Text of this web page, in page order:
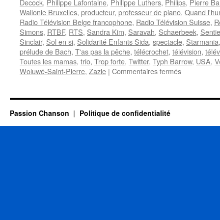
Decock, Philippe Lafontaine, Philippe Luthers, Philips, Pierre
Wallonie Bruxelles, producteur, professeur de piano, Quand
Radio Télévision Belge francophone, Radio Télévision Suisse,
Simons, RTBF, RTS, Sandra Kim, Saravah, Schaerbeek,
Sinclair, Sol en si, Solidarité Enfants Sida, spectacle, Starmania
prélude de Bach, T'as pas la pêche, télécrochet, télévision,
Toutes les mamas, trio, Trop forte, Twitter, Typh Barrow, USA,
Woluwé-Saint-Pierre, Zazie | Commentaires ferméssur
Passion Chanson Politique de confidentialité